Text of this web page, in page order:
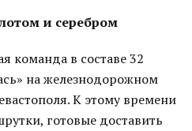
и серебром
команда в составе 32
на железнодорожном
К этому времени
готовые доставить